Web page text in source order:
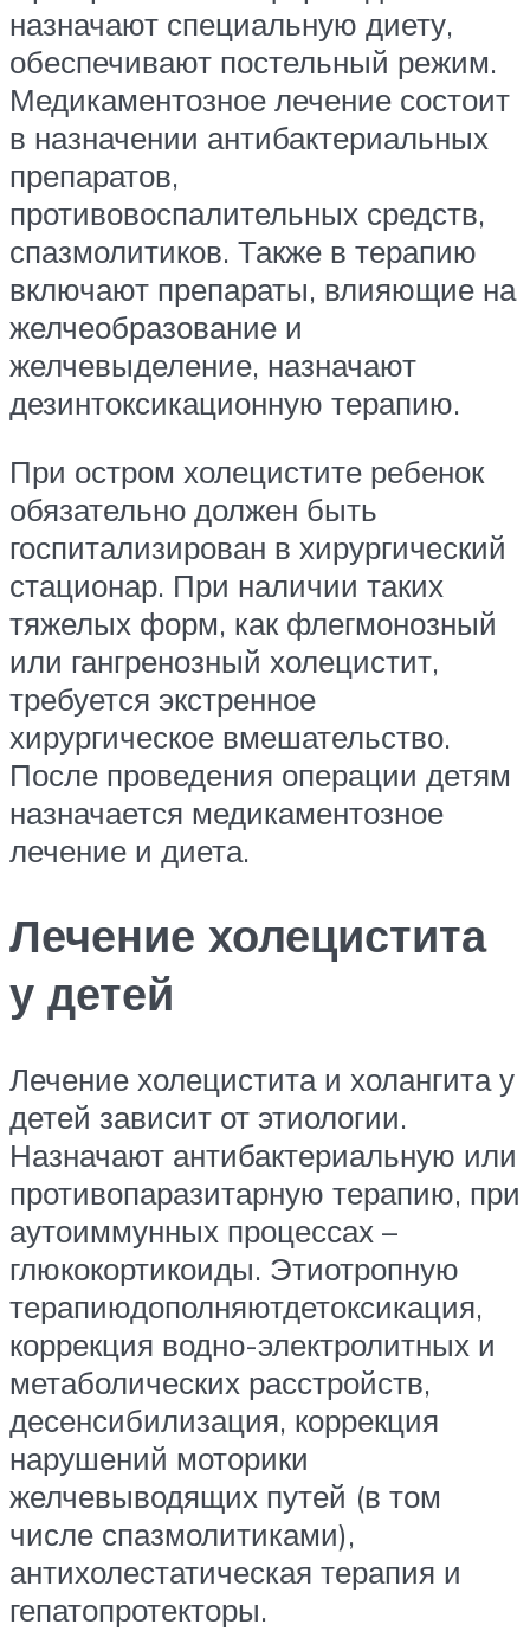
назначают специальную диету,
обеспечивают постельный режим.
Медикаментозное лечение состоит
в назначении антибактериальных
препаратов,
противовоспалительных средств,
спазмолитиков. Также в терапию
включают препараты, влияющие на
желчеобразование и
желчевыделение, назначают
дезинтоксикационную терапию.
При остром холецистите ребенок
обязательно должен быть
госпитализирован в хирургический
стационар. При наличии таких
тяжелых форм, как флегмонозный
или гангренозный холецистит,
требуется экстренное
хирургическое вмешательство.
После проведения операции детям
назначается медикаментозное
лечение и диета.
Лечение холецистита
у детей
Лечение холецистита и холангита у
детей зависит от этиологии.
Назначают антибактериальную или
противопаразитарную терапию, при
аутоиммунных процессах –
глюкокортикоиды. Этиотропную
терапиюдополняютдетоксикация,
коррекция водно-электролитных и
метаболических расстройств,
десенсибилизация, коррекция
нарушений моторики
желчевыводящих путей (в том
числе спазмолитиками),
антихолестатическая терапия и
гепатопротекторы.